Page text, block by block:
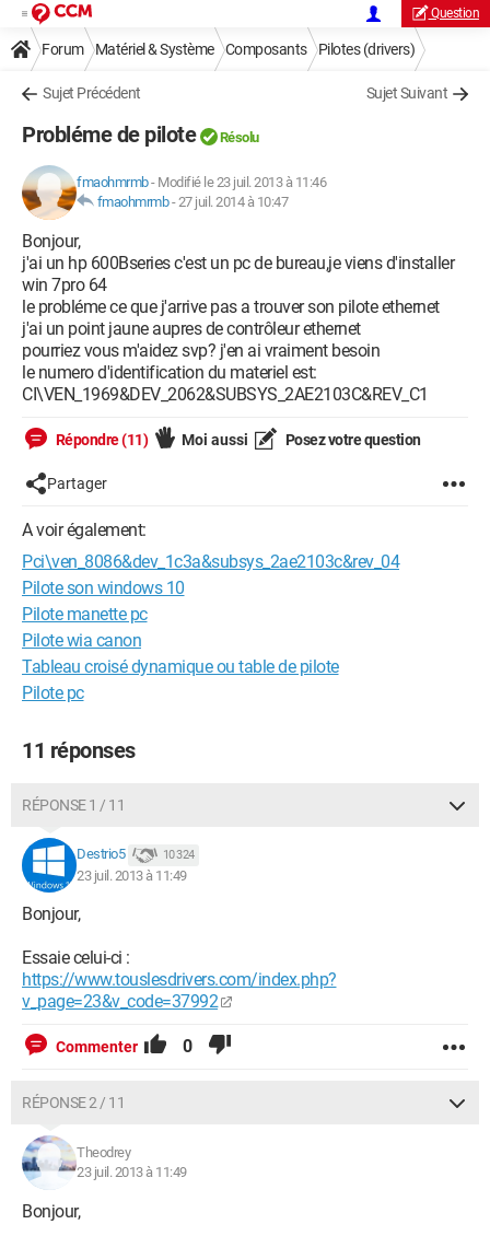
Question
Forum Matériel & Système Composants Pilotes (drivers)
Sujet Précédent Sujet Suivant
Probléme de pilote Résolu
fmaohmrmb- Modifié le 23 juil. 2013 à 11:46
fmaohmrmb-27 juil. 2014 à 10:47
Bonjour,
j'ai un hp 600Bseries c'est un pc de bureau,je viens d'installer
win 7pro 64
le probléme ce que j'arrive pas a trouver son pilote ethernet
j'ai un point jaune aupres de contrôleur ethernet
pourriez vous m'aidez svp? j'en ai vraiment besoin
le numero d'identification du materiel est:
CI\VEN_1969&DEV_2062&SUBSYS_2AE2103C&REV_C1
Répondre (11) Moi aussi Posez votre question
Partager
A voir également:
Pci\ven_8086&dev_1c3a&subsys_2ae2103c&rev_04
Pilote son windows 10
Pilote manette pc
Pilote wia canon
Tableau croisé dynamique ou table de pilote
Pilote pc
11 réponses
RÉPONSE 1 / 11
Destrio5 10 324
23 juil. 2013 à 11:49
Bonjour,
Essaie celui-ci :
https://www.touslesdrivers.com/index.php?
v_page=23&v_code=37992
Commenter 0
RÉPONSE 2 / 11
Theodrey
23 juil. 2013 à 11:49
Bonjour,